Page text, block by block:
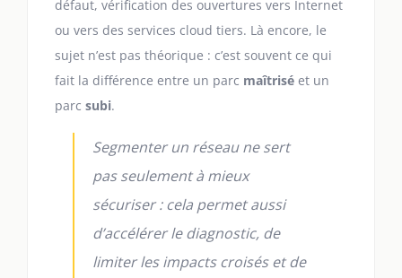
défaut, vérification des ouvertures vers Internet
ou vers des services cloud tiers. Là encore, le
sujet n’est pas théorique : c’est souvent ce qui
fait la différence entre un parc maîtrisé et un
parc subi.
Segmenter un réseau ne sert
pas seulement à mieux
sécuriser : cela permet aussi
d’accélérer le diagnostic, de
limiter les impacts croisés et de